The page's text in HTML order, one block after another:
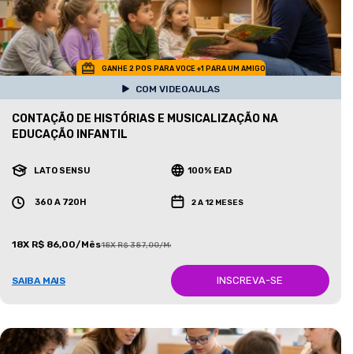
GANHE 2 POS PARA VOCE +1 PARA UM AMIGO
COM VIDEOAULAS
CONTAÇÃO DE HISTÓRIAS E MUSICALIZAÇÃO NA
EDUCAÇÃO INFANTIL
LATO SENSU 100% EAD
360 A 720H 2 A 12 MESES
18X R$ 86,00/Mês18X R$ 387,00/Mês
SAIBA MAIS INSCREVA-SE